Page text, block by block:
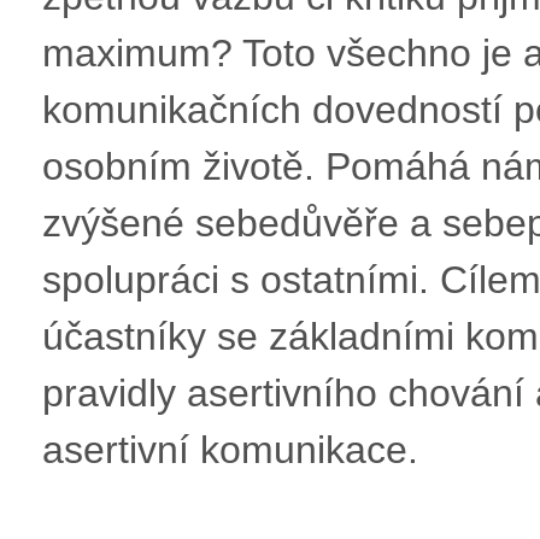
maximum? Toto všechno je
komunikačních dovedností
osobním životě. Pomáhá
zvýšené sebedůvěře a
spolupráci s ostatními.
účastníky se základními
pravidly asertivního
asertivní komunikace.